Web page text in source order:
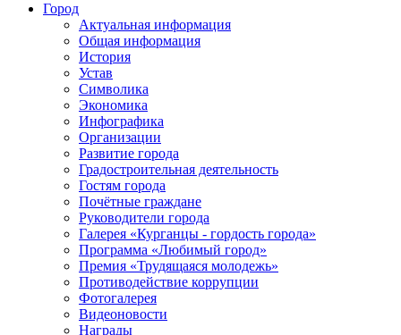
Город
Актуальная информация
Общая информация
История
Устав
Символика
Экономика
Инфографика
Организации
Развитие города
Градостроительная деятельность
Гостям города
Почётные граждане
Руководители города
Галерея «Курганцы - гордость города»
Программа «Любимый город»
Премия «Трудящаяся молодежь»
Противодействие коррупции
Фотогалерея
Видеоновости
Награды